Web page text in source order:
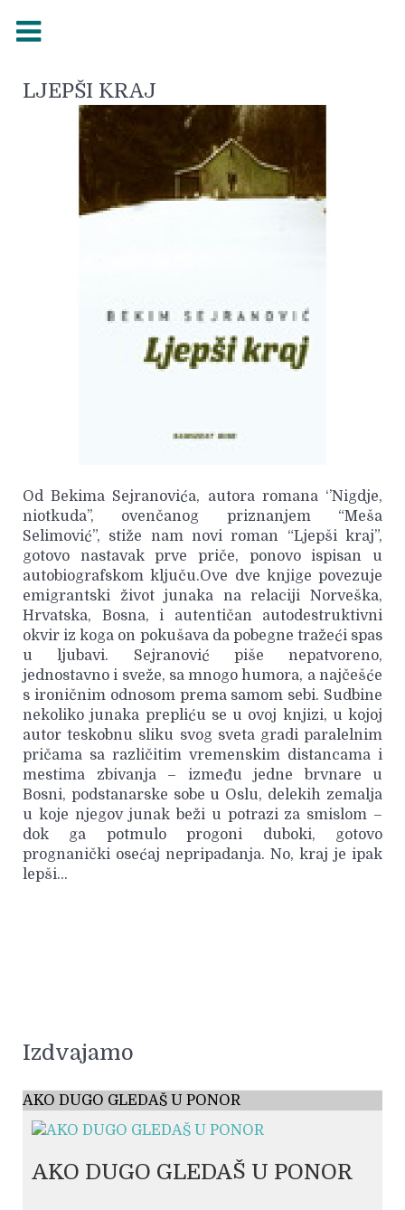
LJEPŠI KRAJ
Od Bekima Sejranovića, autora romana ‘’Nigdje,
niotkuda’’, ovenčanog priznanjem “Meša
Selimović”, stiže nam novi roman “Ljepši kraj”,
gotovo nastavak prve priče, ponovo ispisan u
autobiografskom ključu.Ove dve knjige povezuje
emigrantski život junaka na relaciji Norveška,
Hrvatska, Bosna, i autentičan autodestruktivni
okvir iz koga on pokušava da pobegne tražeći spas
u ljubavi. Sejranović piše nepatvoreno,
jednostavno i sveže, sa mnogo humora, a najčešće
s ironičnim odnosom prema samom sebi. Sudbine
nekoliko junaka prepliću se u ovoj knjizi, u kojoj
autor teskobnu sliku svog sveta gradi paralelnim
pričama sa različitim vremenskim distancama i
mestima zbivanja – između jedne brvnare u
Bosni, podstanarske sobe u Oslu, delekih zemalja
u koje njegov junak beži u potrazi za smislom –
dok ga potmulo progoni duboki, gotovo
prognanički osećaj nepripadanja. No, kraj je ipak
lepši…
Izdvajamo
AKO DUGO GLEDAŠ U PONOR
AKO DUGO GLEDAŠ U PONOR